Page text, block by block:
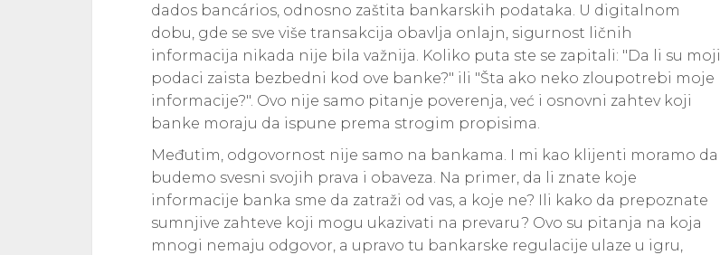
dados bancários, odnosno zaštita bankarskih podataka. U digitalnom
dobu, gde se sve više transakcija obavlja onlajn, sigurnost ličnih
informacija nikada nije bila važnija. Koliko puta ste se zapitali: "Da li su moji
podaci zaista bezbedni kod ove banke?" ili "Šta ako neko zloupotrebi moje
informacije?". Ovo nije samo pitanje poverenja, već i osnovni zahtev koji
banke moraju da ispune prema strogim propisima.
Međutim, odgovornost nije samo na bankama. I mi kao klijenti moramo da
budemo svesni svojih prava i obaveza. Na primer, da li znate koje
informacije banka sme da zatraži od vas, a koje ne? Ili kako da prepoznate
sumnjive zahteve koji mogu ukazivati na prevaru? Ovo su pitanja na koja
mnogi nemaju odgovor, a upravo tu bankarske regulacije ulaze u igru,